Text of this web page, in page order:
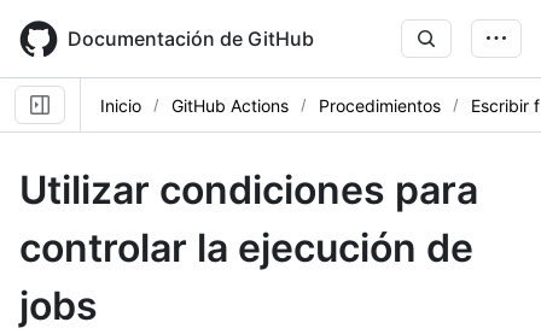
main
content
Documentación de GitHub
Inicio GitHub Actions Procedimientos Escribir
Utilizar condiciones para
controlar la ejecución de
jobs